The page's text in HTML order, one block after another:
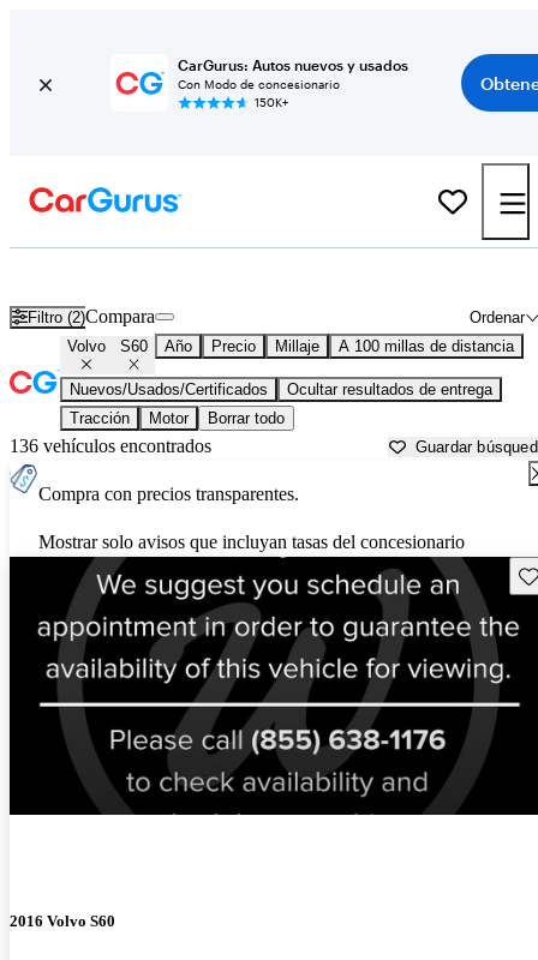
CarGurus: Autos nuevos y usados
Con Modo de concesionario
150K+
Filtro (2) Ordenar
Compara
Volvo S60 Año Precio Millaje A 100 millas de distancia
Nuevos/Usados/Certificados
Ocultar resultados de entrega
Tracción
Motor Borrar todo
136 vehículos encontrados Guardar
Compra con precios transparentes.
Mostrar solo avisos que incluyan tasas del concesionario
2016 Volvo S60